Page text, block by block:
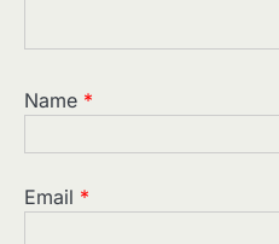
Name *
Email *